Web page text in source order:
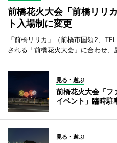
前橋花火大会「前橋リリ
ト入場制に変更
「前橋リリカ」（前橋市国領2、
される「前橋花火大会」に合わせ、
見る・遊ぶ
前橋花火大会「フ
イベント」臨時駐
見る・遊ぶ